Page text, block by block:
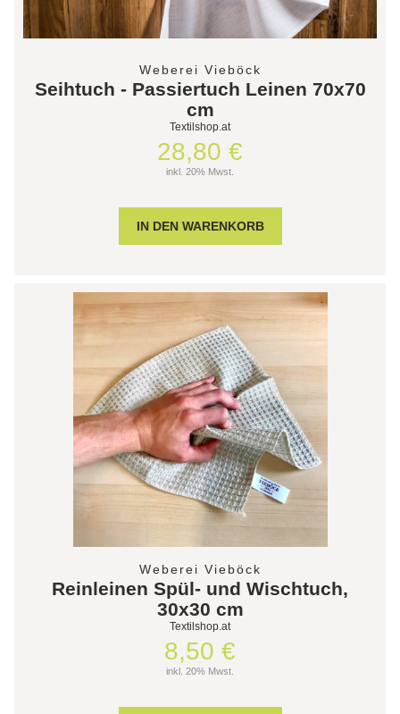
Weberei Vieböck
Seihtuch - Passiertuch Leinen 70x70
cm
Textilshop.at
28,80 €
inkl. 20% Mwst.
Weberei Vieböck
Reinleinen Spül- und Wischtuch,
30x30 cm
Textilshop.at
8,50 €
inkl. 20% Mwst.